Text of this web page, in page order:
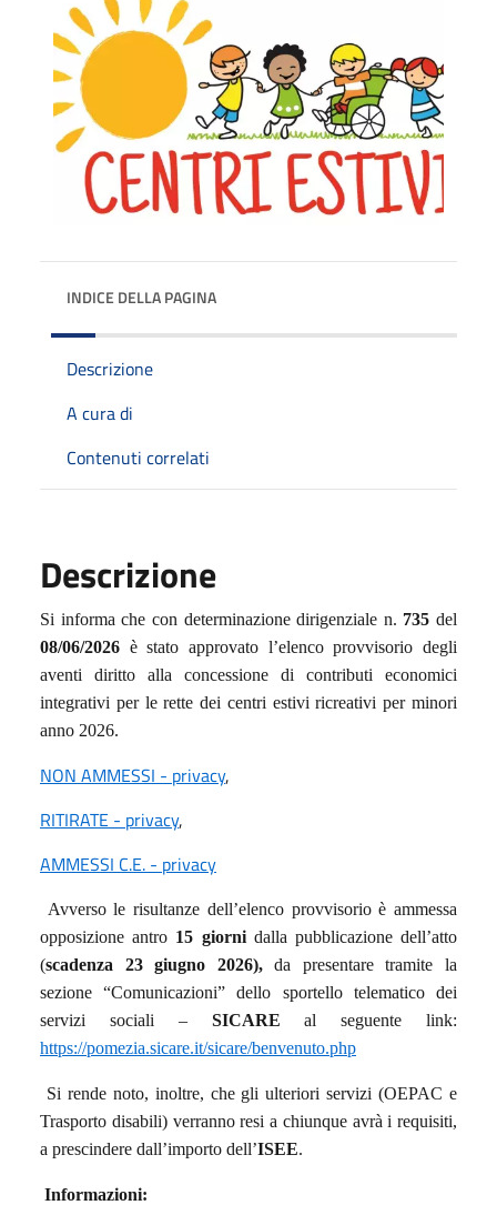
INDICE DELLA PAGINA
Descrizione
A cura di
Contenuti correlati
Descrizione
Si informa che con determinazione dirigenziale n. 735 del
08/06/2026 è stato approvato l’elenco provvisorio degli
aventi diritto alla concessione di contributi economici
integrativi per le rette dei centri estivi ricreativi per minori
anno 2026.
NON AMMESSI - privacy,
RITIRATE - privacy,
AMMESSI C.E. - privacy
Avverso le risultanze dell’elenco provvisorio è ammessa
opposizione antro 15 giorni dalla pubblicazione dell’atto
(scadenza 23 giugno 2026),da presentare tramite la
sezione “Comunicazioni” dello sportello telematico dei
servizi sociali – SICAREal seguente link:
https://pomezia.sicare.it/sicare/benvenuto.php
Si rende noto, inoltre, che gli ulteriori servizi (OEPAC e
Trasporto disabili) verranno resi a chiunque avrà i requisiti,
a prescindere dall’importo dell’ISEE.
Informazioni: